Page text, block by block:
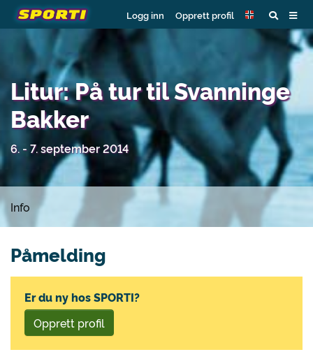
Logg inn Opprett profil
Litur: På tur til Svanninge
Bakker
6. - 7. september 2014
Info
Påmelding
Er du ny hos SPORTI?
Opprett profil